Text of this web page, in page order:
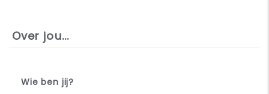
Over jou...
Wie ben jij?